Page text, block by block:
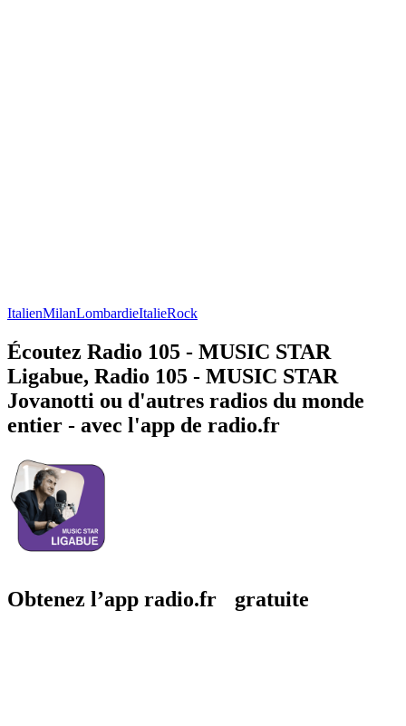
ItalienMilanLombardieItalieRock
Écoutez Radio 105 - MUSIC STAR
Ligabue, Radio 105 - MUSIC STAR
Jovanotti ou d'autres radios du monde
entier - avec l'app de radio.fr
Obtenez l’app radio.fr gratuite